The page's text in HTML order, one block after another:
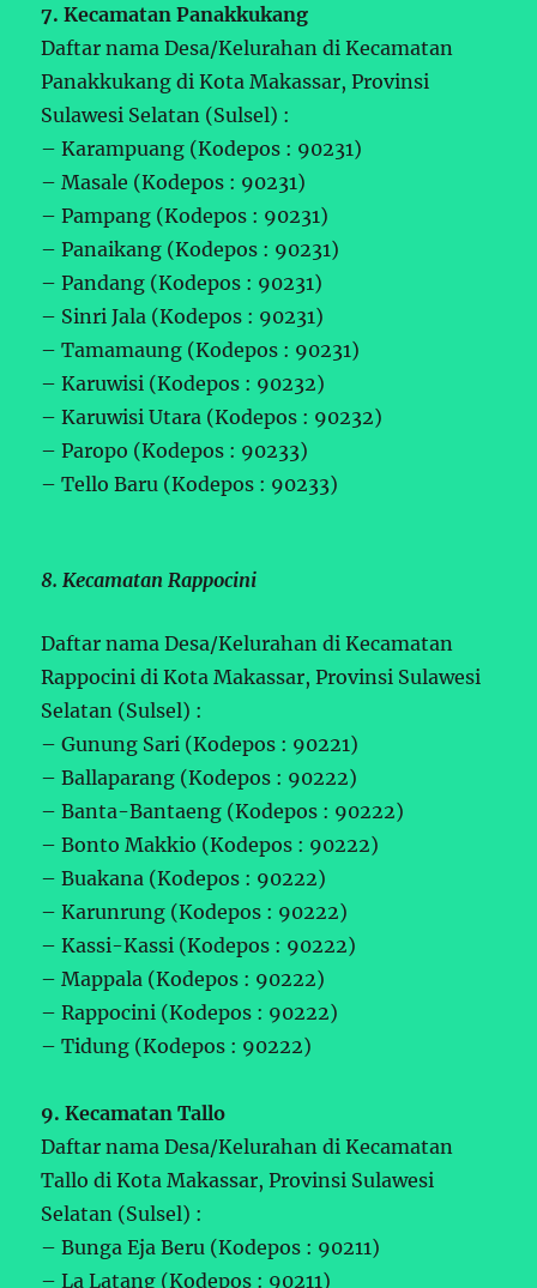
7. Kecamatan Panakkukang
Daftar nama Desa/Kelurahan di Kecamatan
Panakkukang di Kota Makassar, Provinsi
Sulawesi Selatan (Sulsel) :
– Karampuang (Kodepos : 90231)
– Masale (Kodepos : 90231)
– Pampang (Kodepos : 90231)
– Panaikang (Kodepos : 90231)
– Pandang (Kodepos : 90231)
– Sinri Jala (Kodepos : 90231)
– Tamamaung (Kodepos : 90231)
– Karuwisi (Kodepos : 90232)
– Karuwisi Utara (Kodepos : 90232)
– Paropo (Kodepos : 90233)
– Tello Baru (Kodepos : 90233)
8. Kecamatan Rappocini
Daftar nama Desa/Kelurahan di Kecamatan
Rappocini di Kota Makassar, Provinsi Sulawesi
Selatan (Sulsel) :
– Gunung Sari (Kodepos : 90221)
– Ballaparang (Kodepos : 90222)
– Banta-Bantaeng (Kodepos : 90222)
– Bonto Makkio (Kodepos : 90222)
– Buakana (Kodepos : 90222)
– Karunrung (Kodepos : 90222)
– Kassi-Kassi (Kodepos : 90222)
– Mappala (Kodepos : 90222)
– Rappocini (Kodepos : 90222)
– Tidung (Kodepos : 90222)
9. Kecamatan Tallo
Daftar nama Desa/Kelurahan di Kecamatan
Tallo di Kota Makassar, Provinsi Sulawesi
Selatan (Sulsel) :
– Bunga Eja Beru (Kodepos : 90211)
– La Latang (Kodepos : 90211)